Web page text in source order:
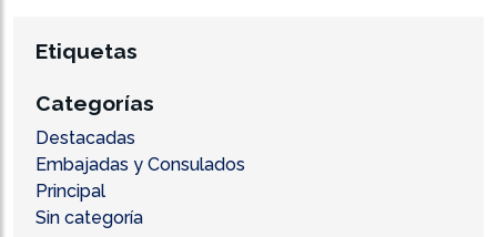
Etiquetas
Categorías
Destacadas
Embajadas y Consulados
Principal
Sin categoría